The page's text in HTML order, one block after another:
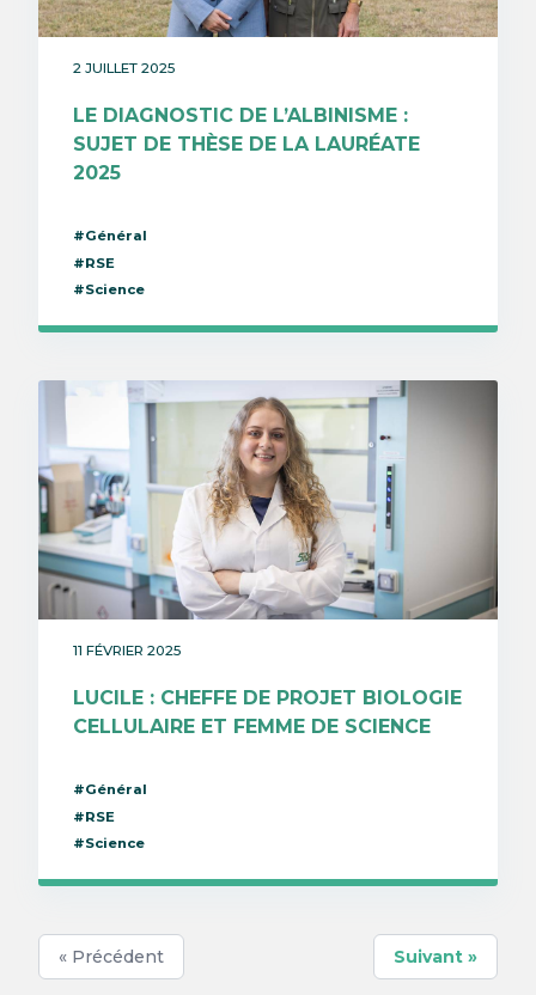
2 JUILLET 2025
LE DIAGNOSTIC DE L’ALBINISME :
SUJET DE THÈSE DE LA LAURÉATE
2025
#Général
#RSE
#Science
11 FÉVRIER 2025
LUCILE : CHEFFE DE PROJET BIOLOGIE
CELLULAIRE ET FEMME DE SCIENCE
#Général
#RSE
#Science
« Précédent Suivant »